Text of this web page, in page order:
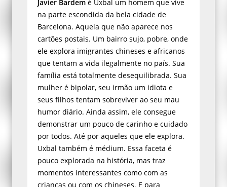
Javier Bardem é Uxbal um homem que vive
na parte escondida da bela cidade de
Barcelona. Aquela que não aparece nos
cartões postais. Um bairro sujo, pobre, onde
ele explora imigrantes chineses e africanos
que tentam a vida ilegalmente no país. Sua
família está totalmente desequilibrada. Sua
mulher é bipolar, seu irmão um idiota e
seus filhos tentam sobreviver ao seu mau
humor diário. Ainda assim, ele consegue
demonstrar um pouco de carinho e cuidado
por todos. Até por aqueles que ele explora.
Uxbal também é médium. Essa faceta é
pouco explorada na história, mas traz
momentos interessantes como com as
crianças ou com os chineses. E para